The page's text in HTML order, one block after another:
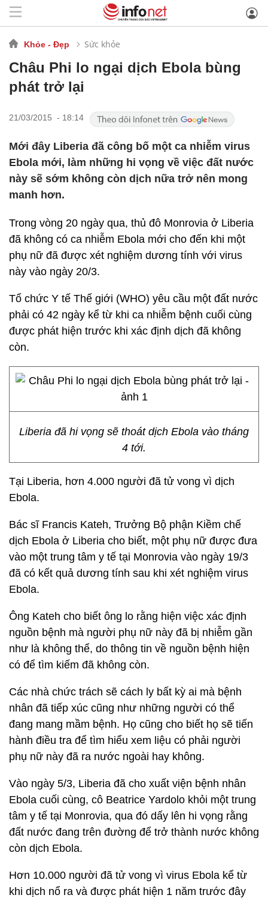
Khỏe - Đẹp Sức khỏe
Châu Phi lo ngại dịch Ebola bùng
phát trở lại
21/03/2015 - 18:14
Mới đây Liberia đã công bố một ca nhiễm virus
Ebola mới, làm những hi vọng về việc đất nước
này sẽ sớm không còn dịch nữa trở nên mong
manh hơn.
Trong vòng 20 ngày qua, thủ đô Monrovia ở Liberia
đã không có ca nhiễm Ebola mới cho đến khi một
phụ nữ đã được xét nghiệm dương tính với virus
này vào ngày 20/3.
Tổ chức Y tế Thế giới (WHO) yêu cầu một đất nước
phải có 42 ngày kể từ khi ca nhiễm bệnh cuối cùng
được phát hiện trước khi xác định dịch đã không
còn.
Liberia đã hi vọng sẽ thoát dịch Ebola vào tháng
4 tới.
Tại Liberia, hơn 4.000 người đã tử vong vì dịch
Ebola.
Bác sĩ Francis Kateh, Trưởng Bộ phận Kiềm chế
dịch Ebola ở Liberia cho biết, một phụ nữ được đưa
vào một trung tâm y tế tại Monrovia vào ngày 19/3
đã có kết quả dương tính sau khi xét nghiệm virus
Ebola.
Ông Kateh cho biết ông lo rằng hiện việc xác định
nguồn bệnh mà người phụ nữ này đã bị nhiễm gần
như là không thể, do thông tin về nguồn bệnh hiện
có để tìm kiếm đã không còn.
Các nhà chức trách sẽ cách ly bất kỳ ai mà bệnh
nhân đã tiếp xúc cũng như những người có thể
đang mang mầm bệnh. Họ cũng cho biết họ sẽ tiến
hành điều tra để tìm hiểu xem liệu có phải người
phụ nữ này đã ra nước ngoài hay không.
Vào ngày 5/3, Liberia đã cho xuất viện bệnh nhân
Ebola cuối cùng, cô Beatrice Yardolo khỏi một trung
tâm y tế tại Monrovia, qua đó dấy lên hi vọng rằng
đất nước đang trên đường để trở thành nước không
còn dịch Ebola.
Hơn 10.000 người đã tử vong vì virus Ebola kể từ
khi dịch nổ ra và được phát hiện 1 năm trước đây